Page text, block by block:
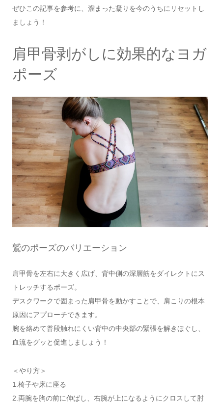
ぜひこの記事を参考に、溜まった凝りを今のうちにリセットし
ましょう！
肩甲骨剥がしに効果的なヨガ
ポーズ
鷲のポーズのバリエーション
肩甲骨を左右に大きく広げ、背中側の深層筋をダイレクトにス
トレッチするポーズ。
デスクワークで固まった肩甲骨を動かすことで、肩こりの根本
原因にアプローチできます。
腕を絡めて普段触れにくい背中の中央部の緊張を解きほぐし、
血流をグッと促進しましょう！
＜やり方＞
1.椅子や床に座る
2.両腕を胸の前に伸ばし、右腕が上になるようにクロスして肘